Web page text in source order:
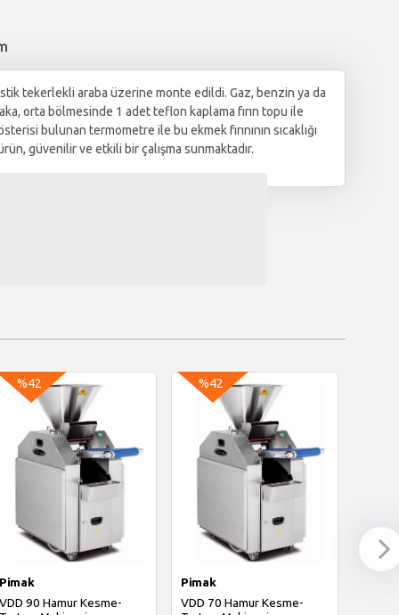
tekerlekli araba üzerine monte edildi. Gaz, benzin ya da
orta bölmesinde 1 adet teflon kaplama fırın topu ile
bulunan termometre ile bu ekmek fırınının sıcaklığı
güvenilir ve etkili bir çalışma sunmaktadır.
%42
Pimak
VDD 90 Hamur Kesme-
%42
Pimak
VDD 70 Hamur Kesme-